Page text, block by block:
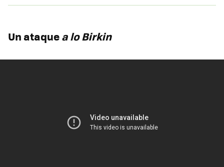
Un ataquea lo Birkin